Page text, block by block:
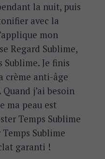
la nuit, puis
avec la
mon
Regard Sublime,
Je finis
crème anti-âge
Quand j’ai besoin
ma peau est
Temps Sublime
Sublime
garanti !